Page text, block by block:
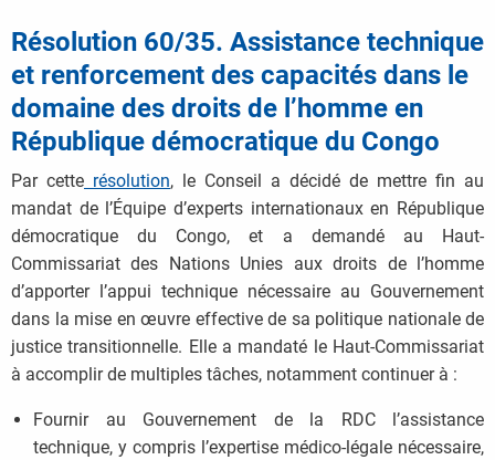
Résolution 60/35. Assistance technique
et renforcement des capacités dans le
domaine des droits de l’homme en
République démocratique du Congo
Par cette résolution, le Conseil a décidé de mettre fin au
mandat de l’Équipe d’experts internationaux en République
démocratique du Congo, et a demandé au Haut-
Commissariat des Nations Unies aux droits de l’homme
d’apporter l’appui technique nécessaire au Gouvernement
dans la mise en œuvre effective de sa politique nationale de
justice transitionnelle. Elle a mandaté le Haut-Commissariat
à accomplir de multiples tâches, notamment continuer à :
Fournir au Gouvernement de la RDC l’assistance
technique, y compris l’expertise médico-légale nécessaire,